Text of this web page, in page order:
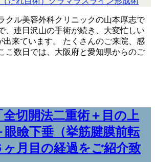
クル美容外科クリニックの山本厚志で
、連日沢山の手術が続き、大変忙しい
出来ています。 たくさんのご来院、感
こ数日では、大阪府と愛知県からのご
全切開法二重術＋目の上
眼瞼下垂（挙筋腱膜前転
ヶ月目の経過をご紹介致